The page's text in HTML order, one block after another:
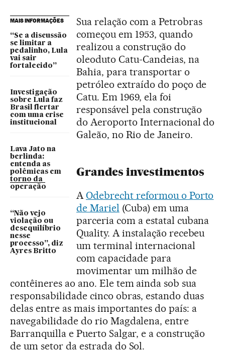
MAIS INFORMAÇÕES
“Se a discussão
se limitar a
pedalinho, Lula
vai sair
fortalecido”
Investigação
sobre Lula faz
Brasil flertar
com uma crise
institucional
Lava Jato na
berlinda:
entenda as
polêmicas em
torno da
operação
“Não vejo
violação ou
desequilíbrio
nesse
processo”, diz
Ayres Britto
Sua relação com a Petrobras
começou em 1953, quando
realizou a construção do
oleoduto Catu-Candeias, na
Bahia, para transportar o
petróleo extraído do poço de
Catu. Em 1969, ela foi
responsável pela construção
do Aeroporto Internacional do
Galeão, no Rio de Janeiro.
Grandes investimentos
A Odebrecht reformou o Porto
de Mariel (Cuba) em uma
parceria com a estatal cubana
Quality. A instalação recebeu
um terminal internacional
com capacidade para
movimentar um milhão de
contêineres ao ano. Ele tem ainda sob sua
responsabilidade cinco obras, estando duas
delas entre as mais importantes do país: a
navegabilidade do rio Magdalena, entre
Barranquilla e Puerto Salgar, e a construção
de um setor da estrada do Sol.